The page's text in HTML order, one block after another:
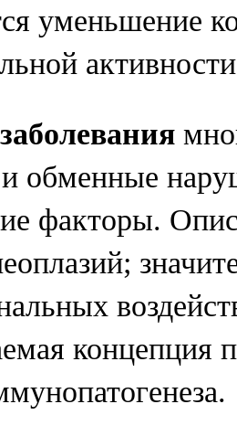
уменьшение
обменные
факторы.
концепция